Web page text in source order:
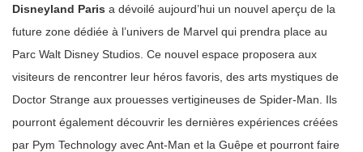
Disneyland Paris a dévoilé aujourd’hui un nouvel aperçu de la
future zone dédiée à l’univers de Marvel qui prendra place au
Parc Walt Disney Studios. Ce nouvel espace proposera aux
visiteurs de rencontrer leur héros favoris, des arts mystiques de
Doctor Strange aux prouesses vertigineuses de Spider-Man. Ils
pourront également découvrir les dernières expériences créées
par Pym Technology avec Ant-Man et la Guêpe et pourront faire